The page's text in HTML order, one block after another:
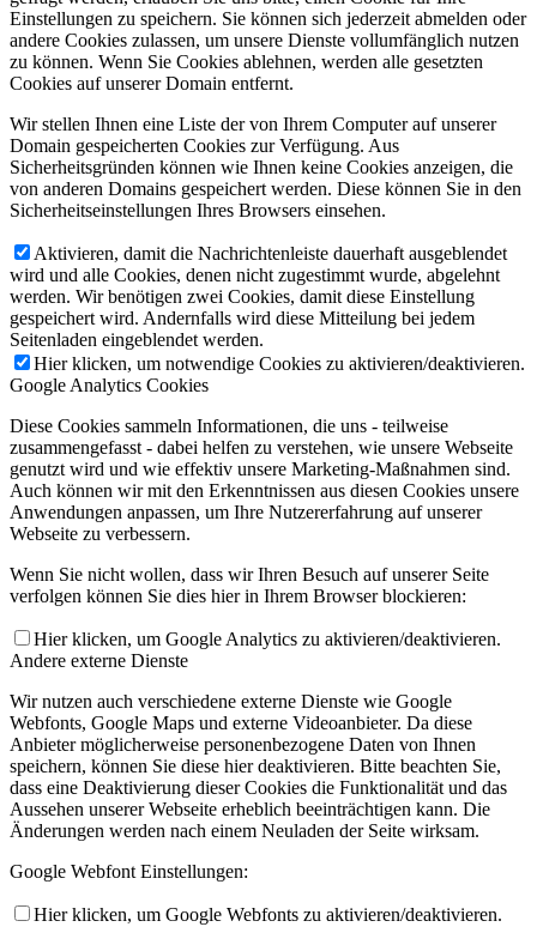
Einstellungen zu speichern. Sie können sich jederzeit abmelden oder
andere Cookies zulassen, um unsere Dienste vollumfänglich nutzen
zu können. Wenn Sie Cookies ablehnen, werden alle gesetzten
Cookies auf unserer Domain entfernt.
Wir stellen Ihnen eine Liste der von Ihrem Computer auf unserer
Domain gespeicherten Cookies zur Verfügung. Aus
Sicherheitsgründen können wie Ihnen keine Cookies anzeigen, die
von anderen Domains gespeichert werden. Diese können Sie in den
Sicherheitseinstellungen Ihres Browsers einsehen.
Aktivieren, damit die Nachrichtenleiste dauerhaft ausgeblendet
wird und alle Cookies, denen nicht zugestimmt wurde, abgelehnt
werden. Wir benötigen zwei Cookies, damit diese Einstellung
gespeichert wird. Andernfalls wird diese Mitteilung bei jedem
Seitenladen eingeblendet werden.
Hier klicken, um notwendige Cookies zu aktivieren/deaktivieren.
Google Analytics Cookies
Diese Cookies sammeln Informationen, die uns - teilweise
zusammengefasst - dabei helfen zu verstehen, wie unsere Webseite
genutzt wird und wie effektiv unsere Marketing-Maßnahmen sind.
Auch können wir mit den Erkenntnissen aus diesen Cookies unsere
Anwendungen anpassen, um Ihre Nutzererfahrung auf unserer
Webseite zu verbessern.
Wenn Sie nicht wollen, dass wir Ihren Besuch auf unserer Seite
verfolgen können Sie dies hier in Ihrem Browser blockieren:
Hier klicken, um Google Analytics zu aktivieren/deaktivieren.
Andere externe Dienste
Wir nutzen auch verschiedene externe Dienste wie Google
Webfonts, Google Maps und externe Videoanbieter. Da diese
Anbieter möglicherweise personenbezogene Daten von Ihnen
speichern, können Sie diese hier deaktivieren. Bitte beachten Sie,
dass eine Deaktivierung dieser Cookies die Funktionalität und das
Aussehen unserer Webseite erheblich beeinträchtigen kann. Die
Änderungen werden nach einem Neuladen der Seite wirksam.
Google Webfont Einstellungen:
Hier klicken, um Google Webfonts zu aktivieren/deaktivieren.